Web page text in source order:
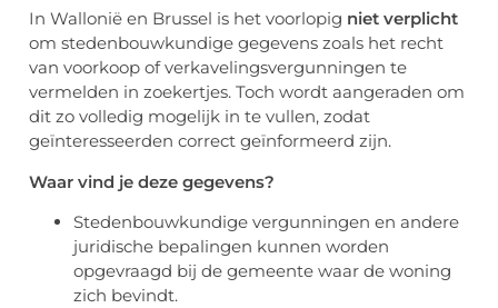
In Wallonië en Brussel is het voorlopig niet verplicht
om stedenbouwkundige gegevens zoals het recht
van voorkoop of verkavelingsvergunningen te
vermelden in zoekertjes. Toch wordt aangeraden om
dit zo volledig mogelijk in te vullen, zodat
geïnteresseerden correct geïnformeerd zijn.
Waar vind je deze gegevens?
Stedenbouwkundige vergunningen en andere
juridische bepalingen kunnen worden
opgevraagd bij de gemeente waar de woning
zich bevindt.